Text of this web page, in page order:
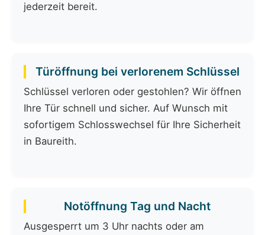
jederzeit bereit.
Türöffnung bei verlorenem Schlüssel
Schlüssel verloren oder gestohlen? Wir öffnen
Ihre Tür schnell und sicher. Auf Wunsch mit
sofortigem Schlosswechsel für Ihre Sicherheit
in Baureith.
Notöffnung Tag und Nacht
Ausgesperrt um 3 Uhr nachts oder am